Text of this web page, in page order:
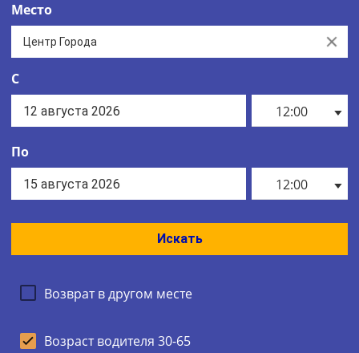
Место
Clear
С
12:00
По
12:00
Искать
Возврат в другом месте
Возраст водителя 30-65